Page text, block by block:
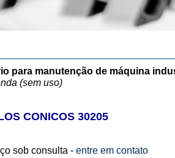
para manutenção de máquina
(sem uso)
CONICOS 30205
sob consulta - entre em contato